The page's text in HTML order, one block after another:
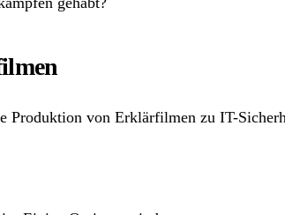
Produktion von Erklärfilmen zu IT-